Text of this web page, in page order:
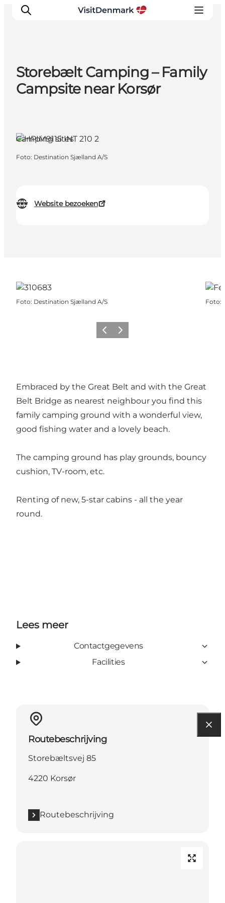
Inspiratie
Bestemmingen
Plan je reis
Storebælt Camping – Family
Campsite near Korsør
Website bezoeken
Camping sites
Foto: Destination Sjælland A/S
Foto: Destination Sjælland A/S Foto:
Vorige Volgende
Embraced by the Great Belt and with the Great
Belt Bridge as nearest neighbour you find this
family camping ground with a wonderful view,
good fishing water and a lovely beach.
The camping ground has play grounds, bouncy
cushion, TV-room, etc.
Renting of new, 5-star cabins - all the year
round.
Lees meer
Contactgegevens
Facilities
Routebeschrijving
Storebæltsvej 85
4220 Korsør
Routebeschrijving